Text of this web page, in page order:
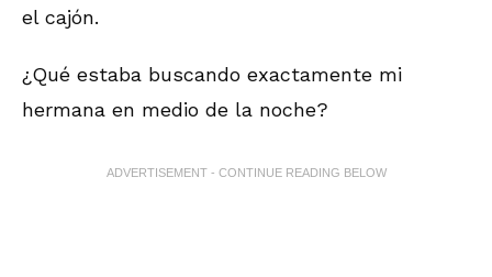
el cajón.
¿Qué estaba buscando exactamente mi
hermana en medio de la noche?
ADVERTISEMENT - CONTINUE READING BELOW